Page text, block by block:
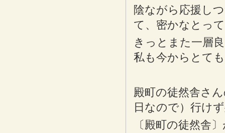
陰ながら応援し
て、密かなとっ
きっとまた一層
私も今からとて
殿町の徒然舎さ
日なので）行け
〔殿町の徒然舎